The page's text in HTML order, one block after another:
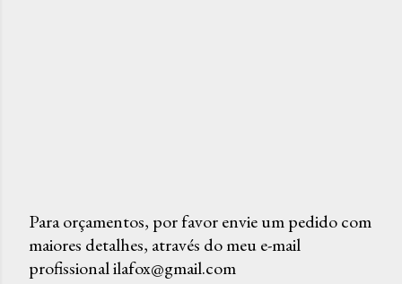
P
o
Para orçamentos, por favor envie um pedido com
maiores detalhes, através do meu e-mail
profissional ilafox@gmail.com